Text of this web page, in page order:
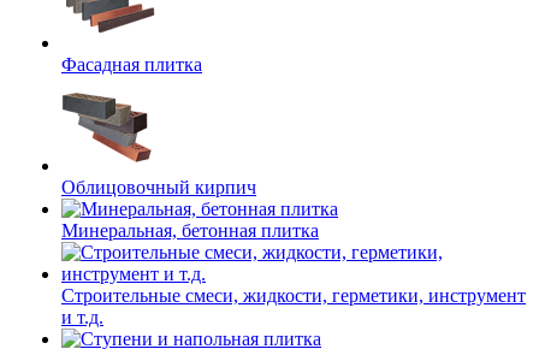
Фасадная плитка
Облицовочный кирпич
Минеральная, бетонная плитка
Строительные смеси, жидкости, герметики, инструмент
и т.д.